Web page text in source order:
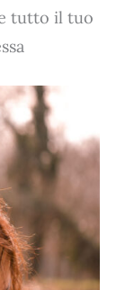
tutto il tuo